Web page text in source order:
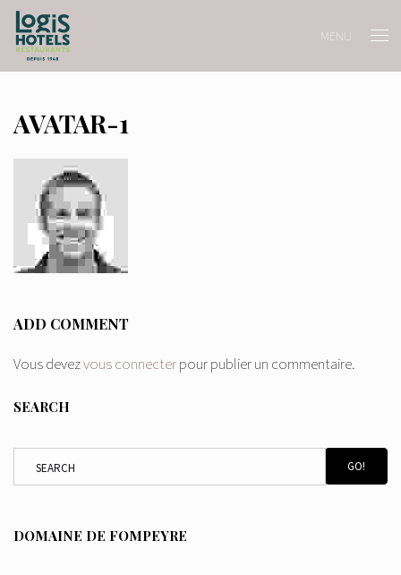
MENU
AVATAR-1
ADD COMMENT
Vous devezvous connecterpour publier un commentaire.
SEARCH
GO!
DOMAINE DE FOMPEYRE